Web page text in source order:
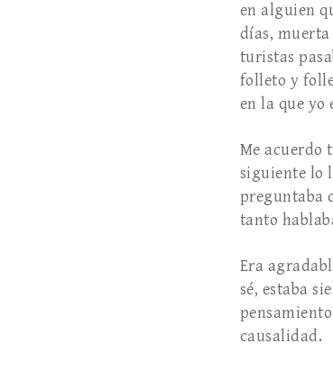
en alguien
días,
turistas
folleto y
en la que yo
Me acuerdo
siguiente lo
preguntaba
tanto
Era
sé, estaba
causalidad.